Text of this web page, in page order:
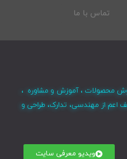
تماس با ما
محصولات ، آموزش و مشاوره ،
اعم از مهندسی، تدارک، طراحی و
ویدیو معرفی سایت